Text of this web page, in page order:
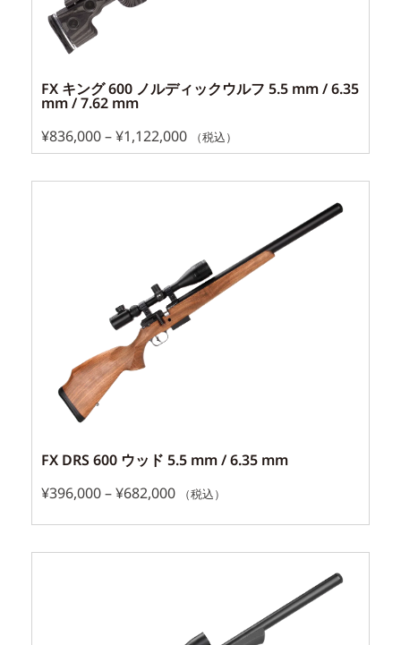
FX キング 600 ノルディックウルフ 5.5 mm / 6.35
mm / 7.62 mm
¥836,000–¥1,122,000 （税込）
FX DRS 600 ウッド 5.5 mm / 6.35 mm
¥396,000–¥682,000 （税込）